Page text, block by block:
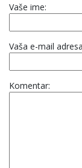
Vaše ime:
Vaša e-mail
Komentar: